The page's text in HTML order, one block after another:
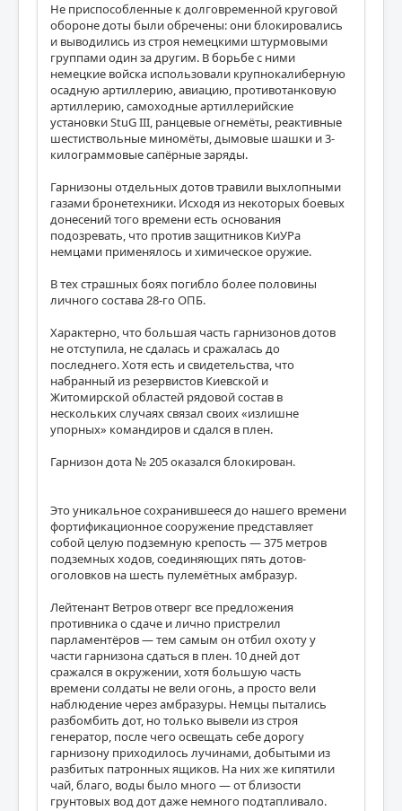
Не приспособленные к долговременной круговой
обороне доты были обречены: они блокировались
и выводились из строя немецкими штурмовыми
группами один за другим. В борьбе с ними
немецкие войска использовали крупнокалиберную
осадную артиллерию, авиацию, противотанковую
артиллерию, самоходные артиллерийские
установки StuG III, ранцевые огнемёты, реактивные
шестиствольные миномёты, дымовые шашки и 3-
килограммовые сапёрные заряды.
Гарнизоны отдельных дотов травили выхлопными
газами бронетехники. Исходя из некоторых боевых
донесений того времени есть основания
подозревать, что против защитников КиУРа
немцами применялось и химическое оружие.
В тех страшных боях погибло более половины
личного состава 28-го ОПБ.
Характерно, что большая часть гарнизонов дотов
не отступила, не сдалась и сражалась до
последнего. Хотя есть и свидетельства, что
набранный из резервистов Киевской и
Житомирской областей рядовой состав в
нескольких случаях связал своих «излишне
упорных» командиров и сдался в плен.
Гарнизон дота № 205 оказался блокирован.
Это уникальное сохранившееся до нашего времени
фортификационное сооружение представляет
собой целую подземную крепость — 375 метров
подземных ходов, соединяющих пять дотов-
оголовков на шесть пулемётных амбразур.
Лейтенант Ветров отверг все предложения
противника о сдаче и лично пристрелил
парламентёров — тем самым он отбил охоту у
части гарнизона сдаться в плен. 10 дней дот
сражался в окружении, хотя большую часть
времени солдаты не вели огонь, а просто вели
наблюдение через амбразуры. Немцы пытались
разбомбить дот, но только вывели из строя
генератор, после чего освещать себе дорогу
гарнизону приходилось лучинами, добытыми из
разбитых патронных ящиков. На них же кипятили
чай, благо, воды было много — от близости
грунтовых вод дот даже немного подтапливало.